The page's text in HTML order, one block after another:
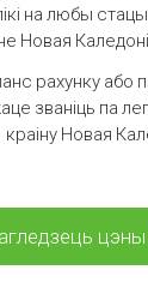
на любы
Новая
рахунку
званіць па
краіну Новая
цэны